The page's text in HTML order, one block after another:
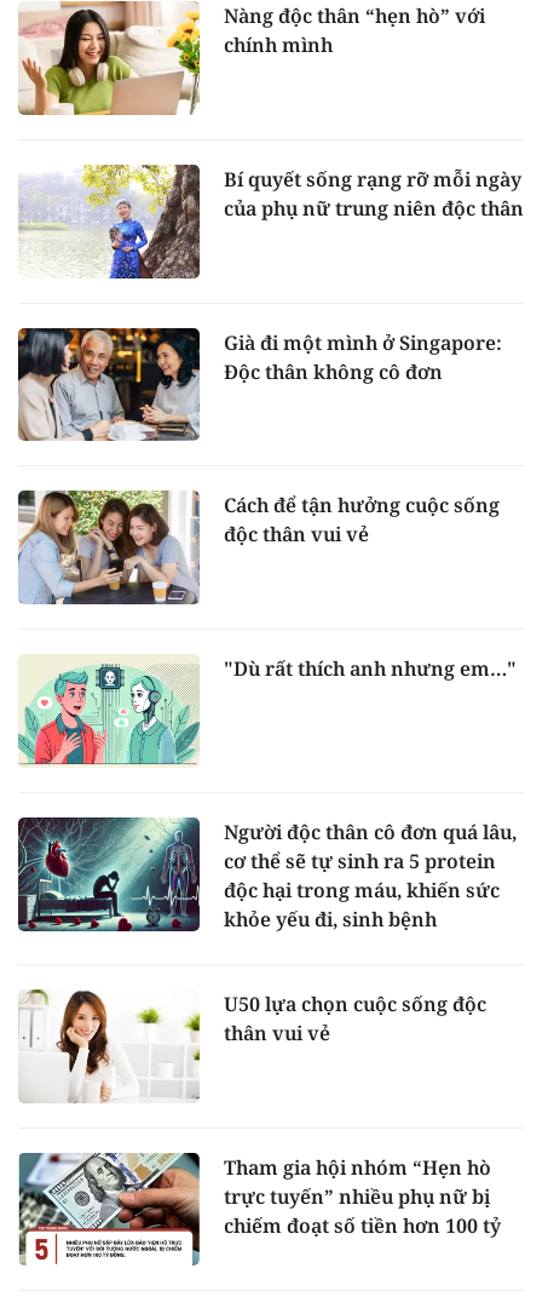
Nàng độc thân “hẹn hò” với
chính mình
Bí quyết sống rạng rỡ mỗi ngày
của phụ nữ trung niên độc thân
Già đi một mình ở Singapore:
Độc thân không cô đơn
Cách để tận hưởng cuộc sống
độc thân vui vẻ
"Dù rất thích anh nhưng em…"
Người độc thân cô đơn quá lâu,
cơ thể sẽ tự sinh ra 5 protein
độc hại trong máu, khiến sức
khỏe yếu đi, sinh bệnh
U50 lựa chọn cuộc sống độc
thân vui vẻ
Tham gia hội nhóm “Hẹn hò
trực tuyến” nhiều phụ nữ bị
chiếm đoạt số tiền hơn 100 tỷ